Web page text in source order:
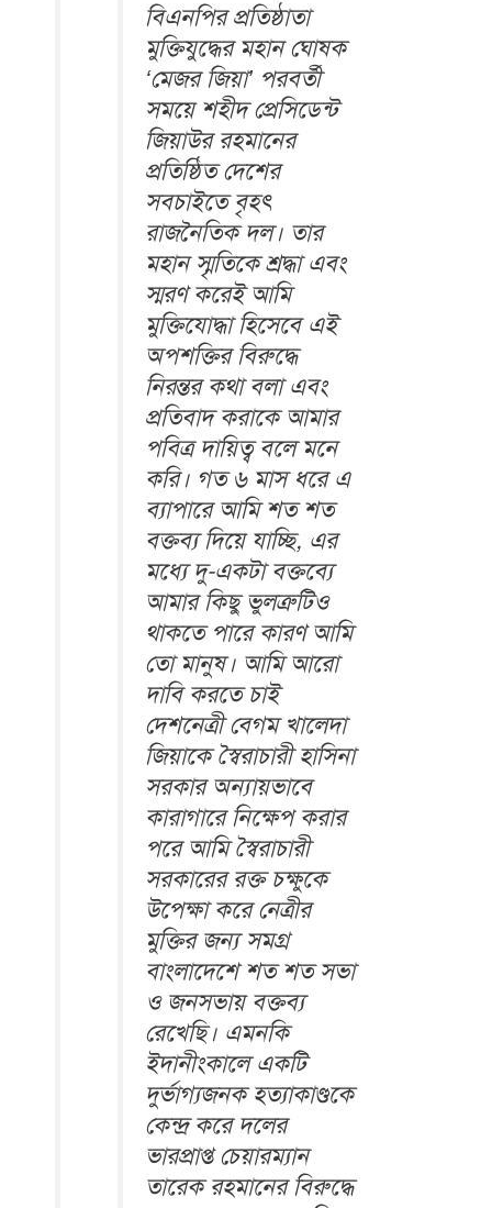
বিএনপির প্রতিষ্ঠাতা
মুক্তিযুদ্ধের মহান ঘোষক
‘মেজর জিয়া’ পরবর্তী
সময়ে শহীদ প্রেসিডেন্ট
জিয়াউর রহমানের
প্রতিষ্ঠিত দেশের
সবচাইতে বৃহৎ
রাজনৈতিক দল। তার
মহান স্মৃতিকে শ্রদ্ধা এবং
স্মরণ করেই আমি
মুক্তিযোদ্ধা হিসেবে এই
অপশক্তির বিরুদ্ধে
নিরন্তর কথা বলা এবং
প্রতিবাদ করাকে আমার
পবিত্র দায়িত্ব বলে মনে
করি। গত ৬ মাস ধরে এ
ব্যাপারে আমি শত শত
বক্তব্য দিয়ে যাচ্ছি, এর
মধ্যে দু-একটা বক্তব্যে
আমার কিছু ভুলত্রুটিও
থাকতে পারে কারণ আমি
তো মানুষ। আমি আরো
দাবি করতে চাই
দেশনেত্রী বেগম খালেদা
জিয়াকে স্বৈরাচারী হাসিনা
সরকার অন্যায়ভাবে
কারাগারে নিক্ষেপ করার
পরে আমি স্বৈরাচারী
সরকারের রক্ত চক্ষুকে
উপেক্ষা করে নেত্রীর
মুক্তির জন্য সমগ্র
বাংলাদেশে শত শত সভা
ও জনসভায় বক্তব্য
রেখেছি। এমনকি
ইদানীংকালে একটি
দুর্ভাগ্যজনক হত্যাকাণ্ডকে
কেন্দ্র করে দলের
ভারপ্রাপ্ত চেয়ারম্যান
তারেক রহমানের বিরুদ্ধে